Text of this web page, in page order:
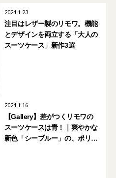
2024.1.23
注目はレザー製のリモワ。機能
とデザインを両立する「大人の
スーツケース」新作3選
2024.1.16
【Gallery】差がつくリモワの
スーツケースは青！｜爽やかな
新色「シーブルー」の、ポリ